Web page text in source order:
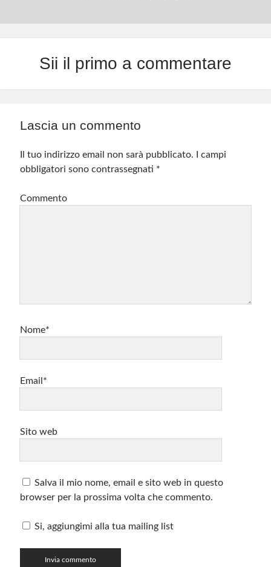
Sii il primo a commentare
Lascia un commento
Il tuo indirizzo email non sarà pubblicato.
I campi
obbligatori sono contrassegnati *
Commento
Nome*
Email*
Sito web
Salva il mio nome, email e sito web in questo
browser per la prossima volta che commento.
Si, aggiungimi alla tua mailing list